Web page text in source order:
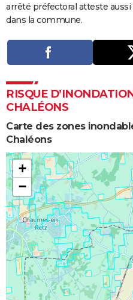
Bricolage
Lifestyle
Culture
Sport
Auto
Television
Voyage
Cinema
arrêté préfectoral atteste
dans la commune.
RISQUE
CHALÉONS
Carte des zones
Chaléons
+
−